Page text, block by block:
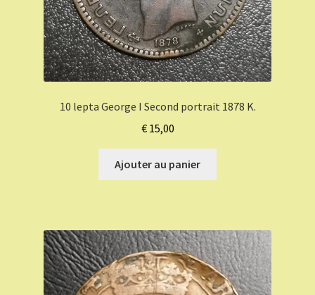
10 lepta George I Second portrait 1878 K.
€15,00
Ajouter au panier